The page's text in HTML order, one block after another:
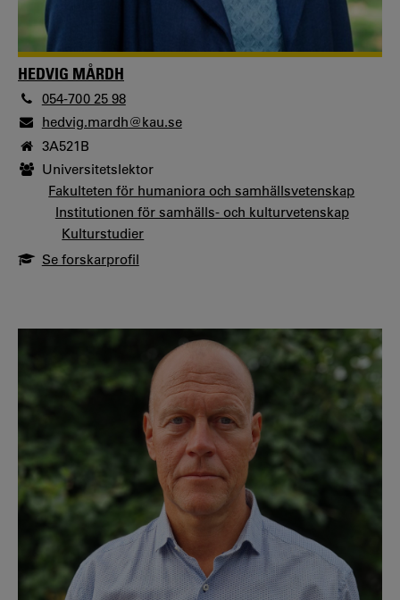
HEDVIG MÅRDH
054-700 25 98
hedvig.mardh@kau.se
3A521B
Universitetslektor
Fakulteten för humaniora och samhällsvetenskap
Institutionen för samhälls- och kulturvetenskap
Kulturstudier
Se forskarprofil